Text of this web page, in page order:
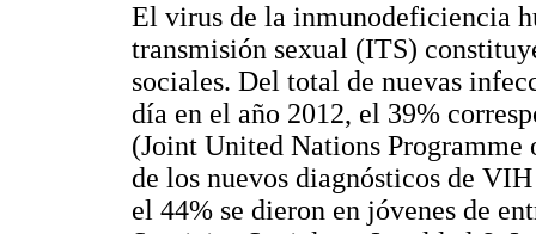
El virus de la inmunodeficiencia
transmisión sexual (ITS)
sociales. Del total de nuevas
día en el año 2012, el 39%
(Joint United Nations
de los nuevos diagnósticos de
el 44% se dieron en jóvenes de